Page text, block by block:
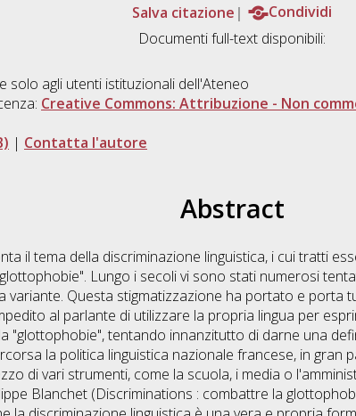
Salva citazione
Condividi
Documenti full-text disponibili:
solo agli utenti istituzionali dell'Ateneo
Creative Commons: Attribuzione - Non
| Contatta l'autore
Abstract
il tema della discriminazione linguistica, i cui tratti
Lungo i secoli vi sono stati numerosi
variante. Questa stigmatizzazione ha portato e porta
al parlante di utilizzare la propria lingua per
"glottophobie", tentando innanzitutto di darne una
la politica linguistica nazionale francese, in gran
di vari strumenti, come la scuola, i media o
Blanchet (Discriminations : combattre la